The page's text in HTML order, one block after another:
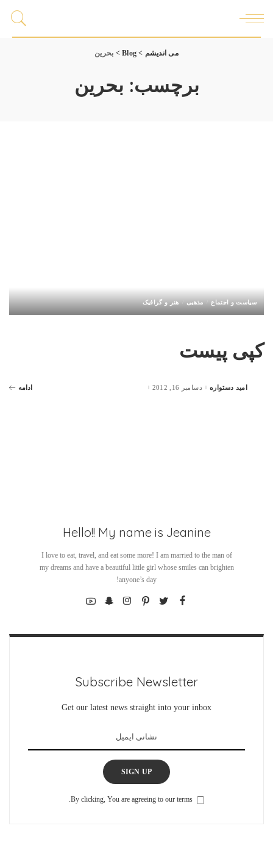
می اندیشم >
Blog
> بحرین
برچسب: بحرین
سیاست و اجتماع مذهبی هنر و گرافیک
کپی پیست
Postedامید دستواره دسامبر 16, 2012 ادامه
Hello!! My name is Jeanine
I love to eat, travel, and eat some more! I am married to the man of
my dreams and have a beautiful little girl whose smiles can brighten
anyone’s day!
Subscribe Newsletter
Get our latest news straight into your inbox
SIGN UP
By clicking, You are agreeing to our terms.